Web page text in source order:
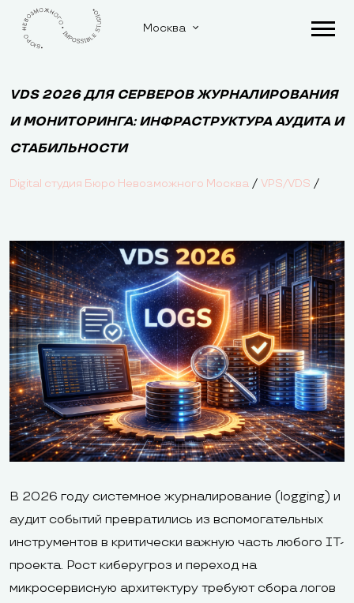
Москва
VDS 2026 ДЛЯ СЕРВЕРОВ ЖУРНАЛИРОВАНИЯ
И МОНИТОРИНГА: ИНФРАСТРУКТУРА АУДИТА И
СТАБИЛЬНОСТИ
Digital студия Бюро Невозможного Москва / VPS/VDS /
В 2026 году системное журналирование (logging) и
аудит событий превратились из вспомогательных
инструментов в критически важную часть любого IT-
проекта. Рост киберугроз и переход на
микросервисную архитектуру требуют сбора логов